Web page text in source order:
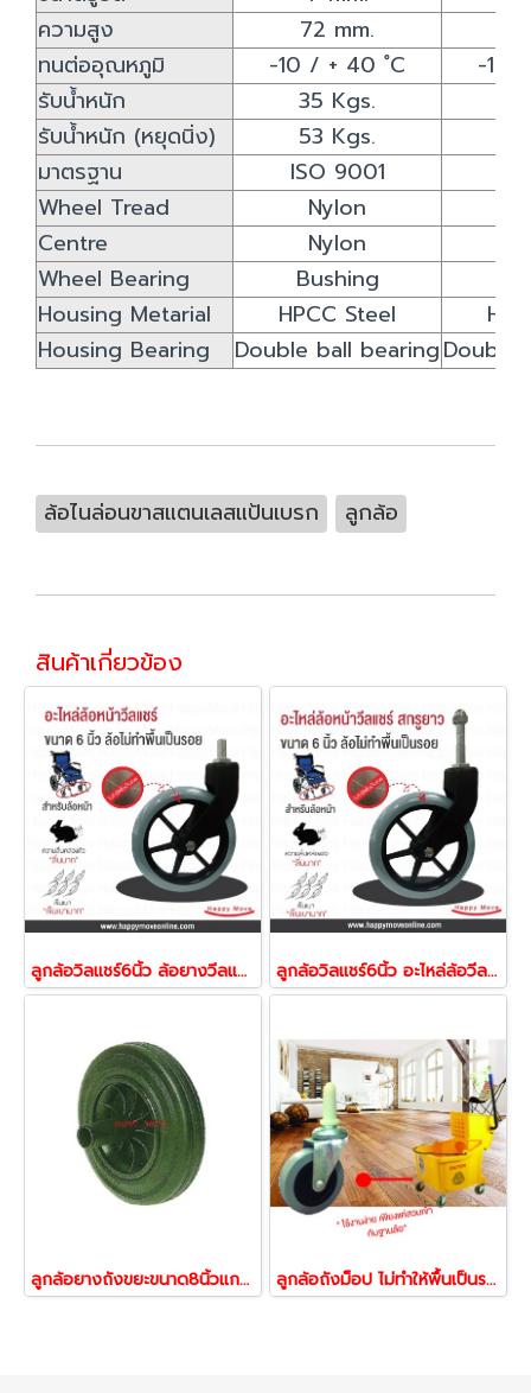
ความสูง
72 mm.
ทนต่ออุณหภูมิ
-10 / + 40 ํC
-10
รับน้ำหนัก
35 Kgs.
รับน้ำหนัก (หยุดนิ่ง)
53 Kgs.
มาตรฐาน
ISO 9001
Wheel Tread
Nylon
Centre
Nylon
Wheel Bearing
Bushing
Housing Metarial
HPCC Steel
Housing Bearing
Double ball bearingDouble
ล้อไนล่อนขาสแตนเลสแป้นเบรก ลูกล้อ
สินค้าเกี่ยวข้อง
ลูกล้อวิลแชร์6นิ้ว ล้อยางวีลแชร์ อะไหล่ล้อวีลแชร์ รุ่น WheelChair ยี่ห้อPAREO 37144 ลูกล้อวิลแชร์6นิ้ว อะไหล่ล้อวีลแชร์ ล้อยางวีลแชร์ รุ่น WheelChair ยี่ห้อPAREO 37151
ลูกล้อยางถังขยะขนาด8นิ้วแกนยาว 98 mm. รูบู๊ซ 23536 ลูกล้อถังม็อป ไม่ทำให้พื้นเป็นรอย 09387,09394